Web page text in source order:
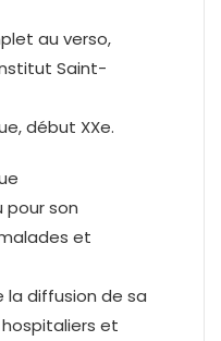
au verso,
Saint-
début XXe.
pour son
et
diffusion de sa
et